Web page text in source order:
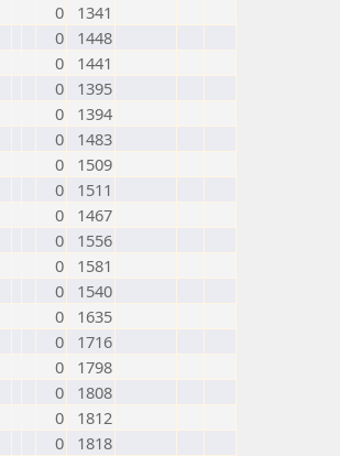
0
1341
0
1448
0
1441
0
1395
0
1394
0
1483
0
1509
0
1511
0
1467
0
1556
0
1581
0
1540
0
1635
0
1716
0
1798
0
1808
0
1812
0
1818